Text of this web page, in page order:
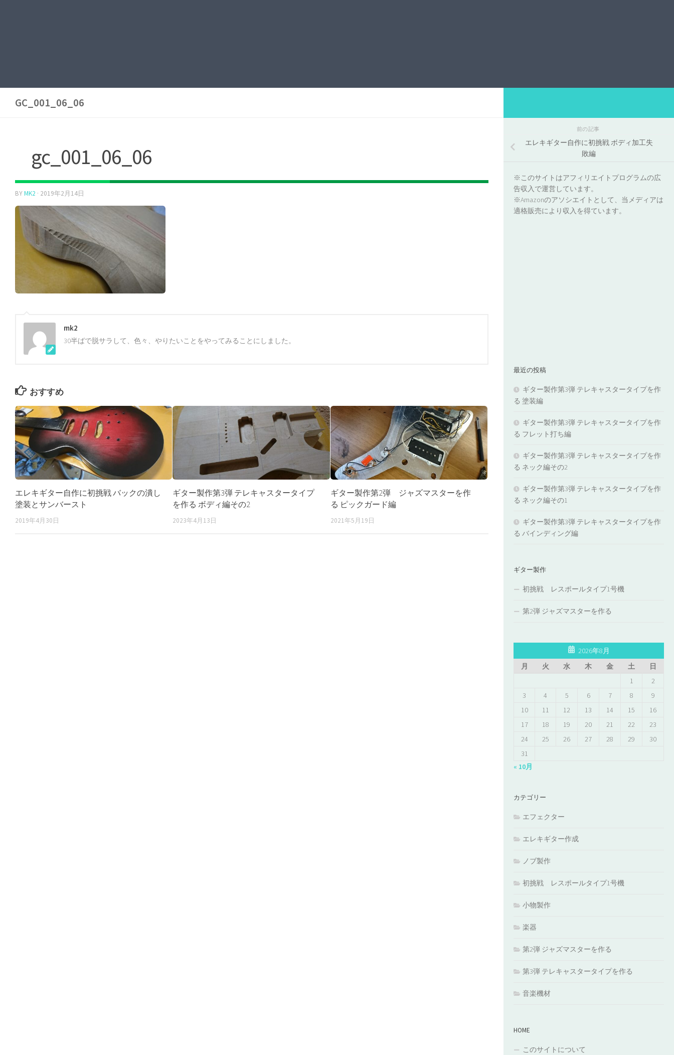
GC_001_06_06
gc_001_06_06
BYMK2 · 2019年2月14日
mk2
30半ばで脱サラして、色々、やりたいことをやってみることにしました。
おすすめ
エレキギター自作に初挑戦 バックの潰し
塗装とサンバースト
2019年4月30日
ギター製作第3弾 テレキャスタータイプ
を作る ボディ編その2
2023年4月13日
ギター製作第2弾 ジャズマスターを作
る ピックガード編
2021年5月19日
前の記事
エレキギター自作に初挑戦 ボディ加工失
敗編
※このサイトはアフィリエイトプログラムの広
告収入で運営しています。
※Amazonのアソシエイトとして、当メディアは
適格販売により収入を得ています。
最近の投稿
ギター製作第3弾 テレキャスタータイプを作
る 塗装編
ギター製作第3弾 テレキャスタータイプを作
る フレット打ち編
ギター製作第3弾 テレキャスタータイプを作
る ネック編その2
ギター製作第3弾 テレキャスタータイプを作
る ネック編その1
ギター製作第3弾 テレキャスタータイプを作
る バインディング編
ギター製作
初挑戦 レスポールタイプ1号機
第2弾 ジャズマスターを作る
2026年8月
月
火 水 木 金 土
日
1
2
3
4 5 6 7 8
9
10
11 12 13 14 15
16
17
18 19 20 21 22
23
24
25 26 27 28 29
30
31
« 10月
カテゴリー
エフェクター
エレキギター作成
ノブ製作
初挑戦 レスポールタイプ1号機
小物製作
楽器
第2弾 ジャズマスターを作る
第3弾 テレキャスタータイプを作る
音楽機材
HOME
このサイトについて